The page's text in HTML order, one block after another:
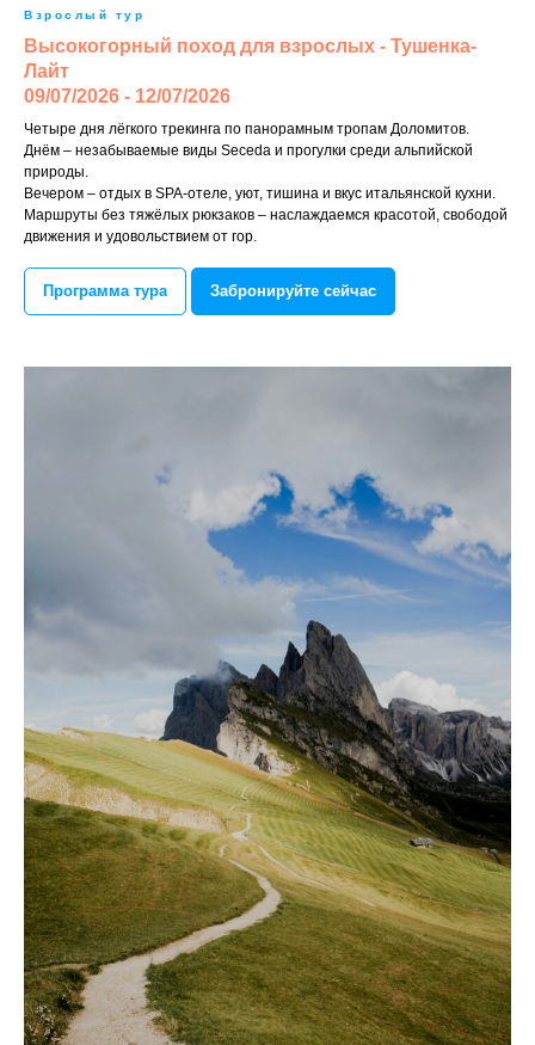
Взрослый тур
Высокогорный поход для взрослых - Тушенка-
Лайт
09/07/2026 - 12/07/2026
Четыре дня лёгкого трекинга по панорамным тропам Доломитов.
Днём – незабываемые виды Seceda и прогулки среди альпийской
природы.
Вечером – отдых в SPA-отеле, уют, тишина и вкус итальянской кухни.
Маршруты без тяжёлых рюкзаков – наслаждаемся красотой, свободой
движения и удовольствием от гор.
Программа тура Забронируйте сейчас